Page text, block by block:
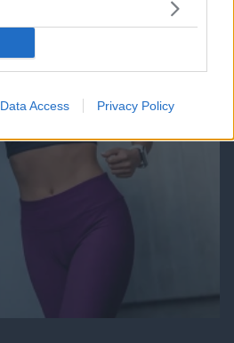
Data Access Privacy Policy